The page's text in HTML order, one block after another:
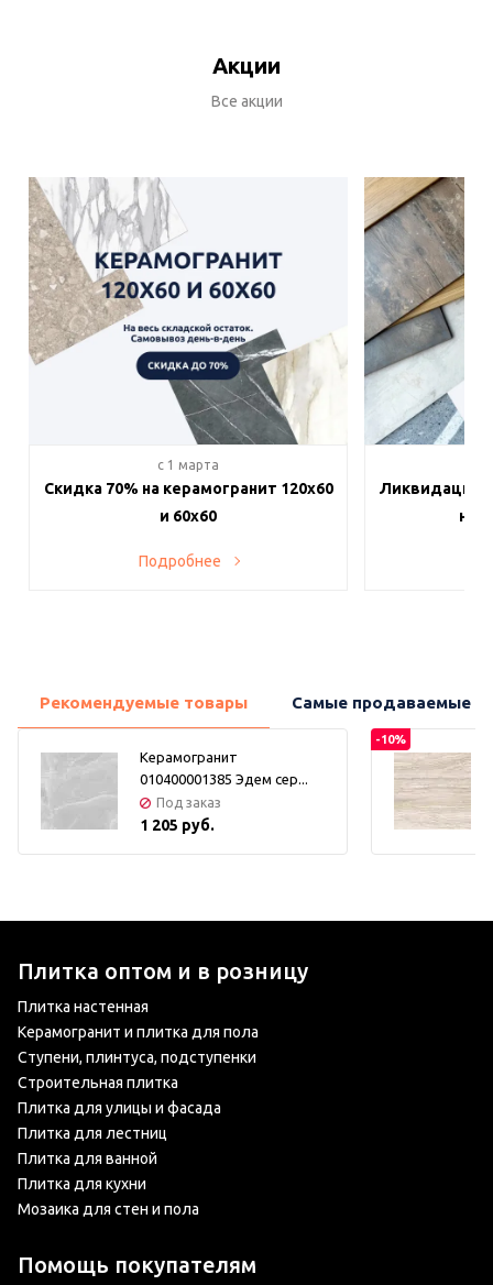
Акции
Все акции
c 1 марта
Скидка 70% на керамогранит 120х60
и 60х60
Подробнее
Ликвидация
на
Рекомендуемые товары Самые продаваемые
Керамогранит
010400001385 Эдем сер...
Под заказ
1 205 руб.
-10%
Плитка оптом и в розницу
Плитка настенная
Керамогранит и плитка для пола
Ступени, плинтуса, подступенки
Строительная плитка
Плитка для улицы и фасада
Плитка для лестниц
Плитка для ванной
Плитка для кухни
Мозаика для стен и пола
Помощь покупателям